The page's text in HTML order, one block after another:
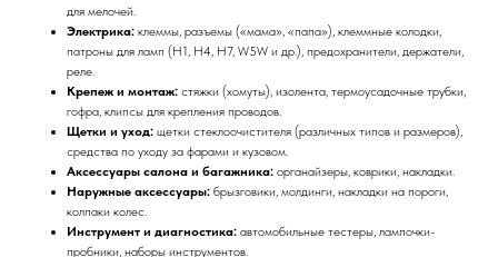
для мелочей.
Электрика: клеммы, разъемы («мама», «папа»), клеммные колодки,
патроны для ламп (H1, H4, H7, W5W и др.), предохранители, держатели,
реле.
Крепеж и монтаж: стяжки (хомуты), изолента, термоусадочные трубки,
гофра, клипсы для крепления проводов.
Щетки и уход: щетки стеклоочистителя (различных типов и размеров),
средства по уходу за фарами и кузовом.
Аксессуары салона и багажника: органайзеры, коврики, накладки.
Наружные аксессуары: брызговики, молдинги, накладки на пороги,
колпаки колес.
Инструмент и диагностика: автомобильные тестеры, лампочки-
пробники, наборы инструментов.